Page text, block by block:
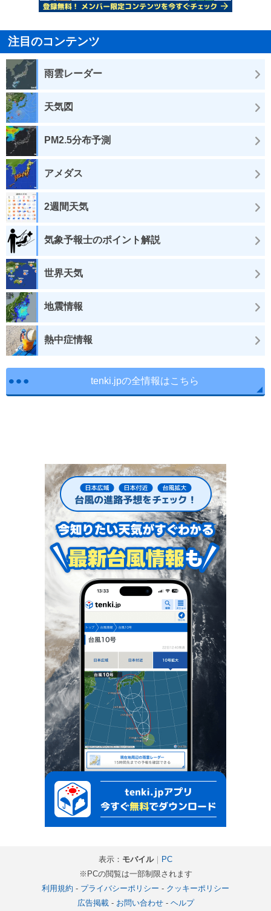
注目のコンテンツ
雨雲レーダー
天気図
PM2.5分布予測
アメダス
2週間天気
気象予報士のポイント解説
世界天気
地震情報
熱中症情報
tenki.jpの全情報はこちら
表示： モバイル｜ PC
※PCの閲覧は一部制限されます
利用規約 - プライバシーポリシー - クッキーポリシー
広告掲載- お問い合わせ- ヘルプ